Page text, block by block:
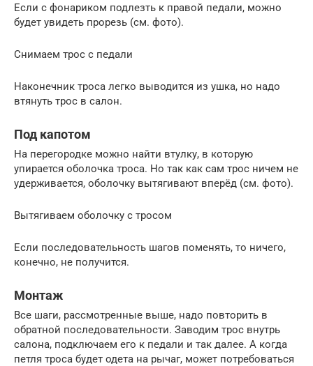
Если с фонариком подлезть к правой педали, можно
будет увидеть прорезь (см. фото).
Снимаем трос с педали
Наконечник троса легко выводится из ушка, но надо
втянуть трос в салон.
Под капотом
На перегородке можно найти втулку, в которую
упирается оболочка троса. Но так как сам трос ничем не
удерживается, оболочку вытягивают вперёд (см. фото).
Вытягиваем оболочку с тросом
Если последовательность шагов поменять, то ничего,
конечно, не получится.
Монтаж
Все шаги, рассмотренные выше, надо повторить в
обратной последовательности. Заводим трос внутрь
салона, подключаем его к педали и так далее. А когда
петля троса будет одета на рычаг, может потребоваться